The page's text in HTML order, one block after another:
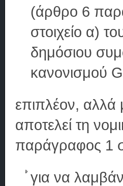
(άρθρο 6
στοιχείο α)
δημόσιου
κανονισμού
επιπλέον, αλλά
αποτελεί τη
παράγραφος 1
για να